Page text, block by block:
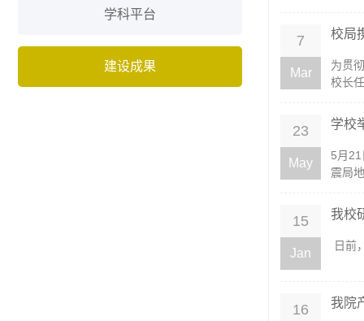
学科平台
建设成果
7
Mar
校局
为贯
校长
23
May
学校
5月
震局
15
Jan
我校
日前
16 我院